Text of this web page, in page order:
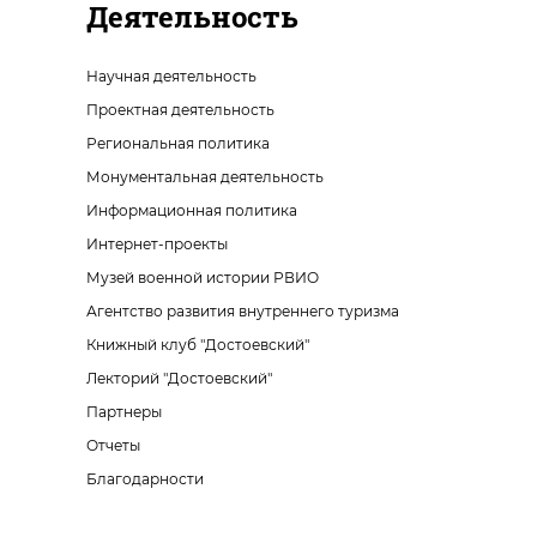
Деятельность
Научная деятельность
Проектная деятельность
Региональная политика
Монументальная деятельность
Информационная политика
Интернет-проекты
Музей военной истории РВИО
Агентство развития внутреннего туризма
Книжный клуб "Достоевский"
Лекторий "Достоевский"
Партнеры
Отчеты
Благодарности